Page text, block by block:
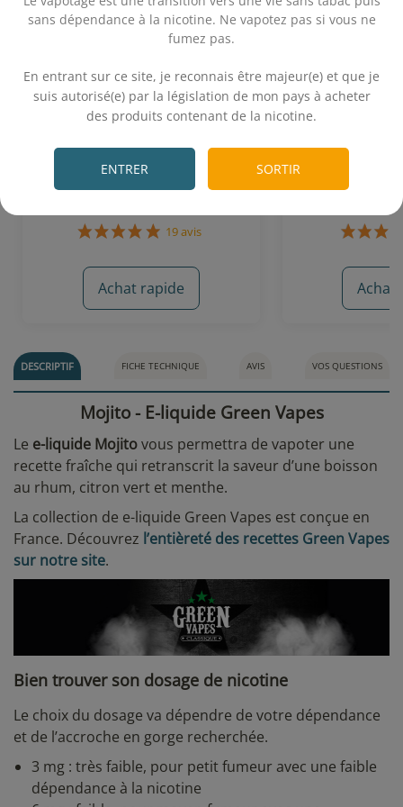
sans dépendance à la nicotine. Ne vapotez pas si vous ne
fumez pas.
En entrant sur ce site, je reconnais être majeur(e) et que je
suis autorisé(e) par la législation de mon pays à acheter
des produits contenant de la nicotine.
ENTRER SORTIR
Le Petit Cocktail 10 mL - Petit
Mojito
19 avis
Achat rapide
Citron Vert
Achat
DESCRIPTIF FICHE TECHNIQUE AVIS VOS QUESTIONS
Mojito - E-liquide Green Vapes
Le e-liquide Mojitovous permettra de vapoter une
recette fraîche qui retranscrit la saveur d’une boisson
au rhum, citron vert et menthe.
La collection de e-liquide Green Vapes est conçue en
France. Découvrez l’entièreté des recettes Green Vapes
sur notre site.
Bien trouver son dosage de nicotine
Le choix du dosage va dépendre de votre dépendance
et de l’accroche en gorge recherchée.
3 mg : très faible, pour petit fumeur avec une faible
dépendance à la nicotine